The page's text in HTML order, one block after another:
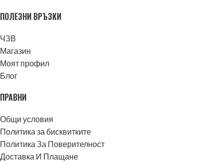
ПОЛЕЗНИ ВРЪЗКИ
ЧЗВ
Магазин
Моят профил
Блог
ПРАВНИ
Общи условия
Политика за бисквитките
Политика За Поверителност
Доставка И Плащане